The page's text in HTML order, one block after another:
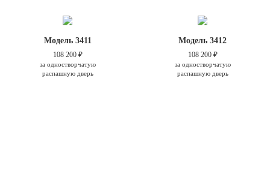
Модель 3411
108 200 ₽
за одностворчатую
распашную дверь
Модель 3412
108 200 ₽
за одностворчатую
распашную дверь